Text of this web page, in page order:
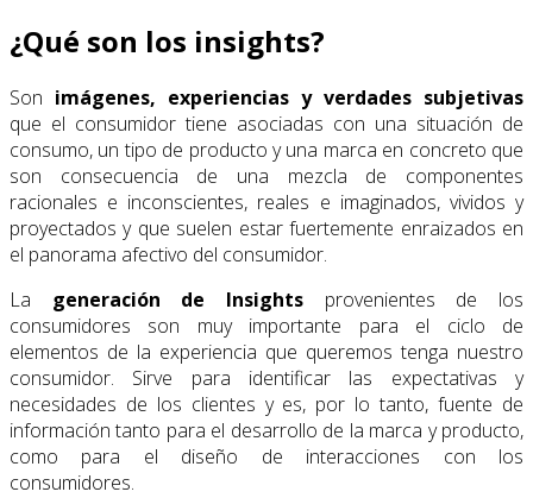
¿Qué son los insights?
Son imágenes, experiencias y verdades subjetivas
que el consumidor tiene asociadas con una situación de
consumo, un tipo de producto y una marca en concreto que
son consecuencia de una mezcla de componentes
racionales e inconscientes, reales e imaginados, vividos y
proyectados y que suelen estar fuertemente enraizados en
el panorama afectivo del consumidor.
La generación de Insights provenientes de los
consumidores son muy importante para el ciclo de
elementos de la experiencia que queremos tenga nuestro
consumidor. Sirve para identificar las expectativas y
necesidades de los clientes y es, por lo tanto, fuente de
información tanto para el desarrollo de la marca y producto,
como para el diseño de interacciones con los
consumidores.